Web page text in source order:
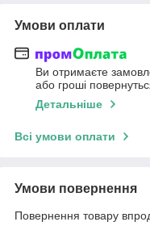
Умови оплати
Ви отримаєте
або гроші
Детальніше
Всі умови оплати
Умови повернення
Повернення товару